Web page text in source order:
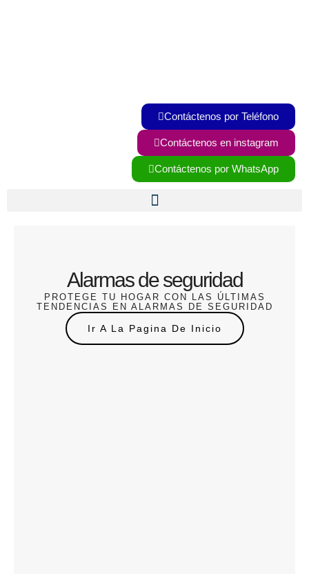
Contáctenos por Teléfono
Contáctenos en instagram
Contáctenos por WhatsApp
Alarmas de seguridad
PROTEGE TU HOGAR CON LAS ÚLTIMAS
TENDENCIAS EN ALARMAS DE SEGURIDAD
Ir A La Pagina De Inicio